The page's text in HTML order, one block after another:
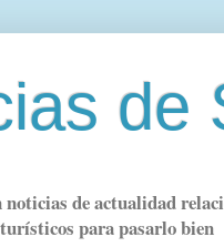
de
de actualidad
para pasarlo bien